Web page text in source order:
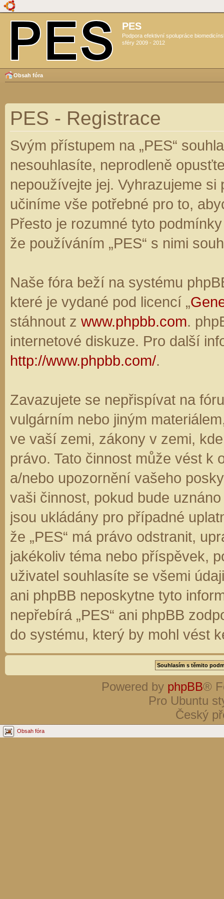
PES
Podpora efektivní spolupráce
sféry 2009 - 2012
Obsah fóra
PES - Registrace
Svým přístupem na „PES“
nesouhlasíte, neprodleně
nepoužívejte jej. Vyhrazujeme
učiníme vše potřebné pro to,
Přesto je rozumné tyto
že používáním „PES“ s nimi
Naše fóra beží na systému
které je vydané pod licencí „
stáhnout z www.phpbb.com.
internetové diskuze. Pro další
http://www.phpbb.com/.
Zavazujete se nepřispívat na
vulgárním nebo jiným
ve vaší zemi, zákony v zemi,
právo. Tato činnost může vést k
a/nebo upozornění vašeho
vaši činnost, pokud bude
jsou ukládány pro případné
že „PES“ má právo odstranit,
jakékoliv téma nebo příspěvek,
uživatel souhlasíte se všemi
ani phpBB neposkytne tyto
nepřebírá „PES“ ani phpBB
do systému, který by mohl vést
Powered by phpBB®
Pro Ubuntu
Český
Obsah fóra